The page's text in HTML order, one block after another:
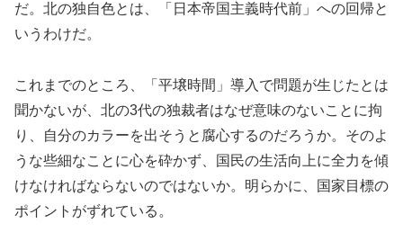
だ。北の独自色とは、「日本帝国主義時代前」への回帰と
いうわけだ。
これまでのところ、「平壌時間」導入で問題が生じたとは
聞かないが、北の3代の独裁者はなぜ意味のないことに拘
り、自分のカラーを出そうと腐心するのだろうか。そのよ
うな些細なことに心を砕かず、国民の生活向上に全力を傾
けなければならないのではないか。明らかに、国家目標の
ポイントがずれている。